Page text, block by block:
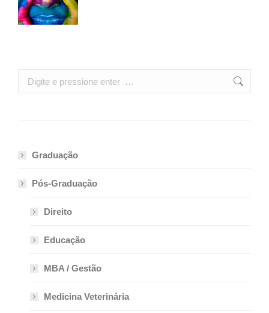
Search:
Graduação
Pós-Graduação
Direito
Educação
MBA / Gestão
Medicina Veterinária